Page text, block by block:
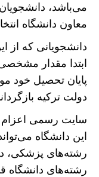
می‌باشد،
معاون دانشگاه
دانشجویانی که از
ابتدا مقدار
پایان تحصیل خود
دولت ترکیه
سایت رسمی اعزام
این دانشگاه
رشته‌های پزشکی،
رشته‌های دانشگاه